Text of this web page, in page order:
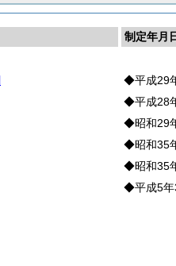
制定年月
◆平成29
◆平成28
◆昭和29
◆昭和35
◆昭和35
◆平成5年